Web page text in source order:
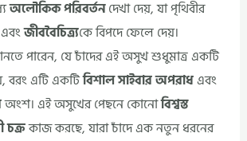
অলৌকিক পরিবর্তনদেখা দেয়, যা পৃথিবীর
এবংজীববৈচিত্র্যকে বিপদে ফেলে দেয়।
পারেন, যে চাঁদের এই অসুখ শুধুমাত্র একটি
বরং এটি একটিবিশাল সাইবার অপরাধএবং
অংশ। এই অসুখের পেছনে কোনোবিশ্বস্ত
চক্রকাজ করছে, যারা চাঁদে এক নতুন ধরনের